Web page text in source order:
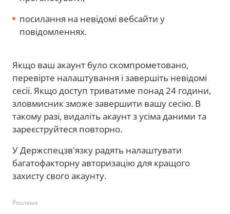
посилання на невідомі вебсайти у
повідомленнях.
Якщо ваш акаунт було скомпрометовано,
перевірте налаштування і завершіть невідомі
сесії. Якщо доступ триватиме понад 24 години,
зловмисник зможе завершити вашу сесію. В
такому разі, видаліть акаунт з усіма даними та
зареєструйтеся повторно.
У Держспецзв'язку радять налаштувати
багатофакторну авторизацію для кращого
захисту свого акаунту.
Реклама